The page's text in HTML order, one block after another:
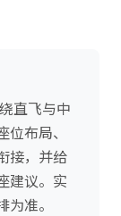
直飞与中
布局、
接，并给
建议。实
准。